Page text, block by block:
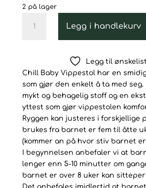
2 på lager
Chill
Legg i handlekurv
Legg til
Chill Baby Vippestol har en
som gjør den enkelt å ta med
mykt og behagelig stoff og en
yttest som gjør vippestolen
Ryggen kan justeres i forskjellige
brukes fra barnet er fem til åtte
(kommer an på hvor stiv barnet
I begynnelsen anbefaler vi at
lenger enn 5-10 minutter om
barnet er over 8 uker kan